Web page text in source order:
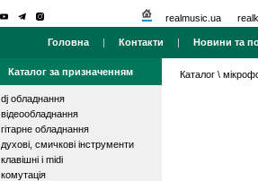
realmusic.ua
Головна | Контакти | Новини та
Каталог за призначенням
dj обладнання
відеообладнання
гітарне обладнання
духові, смичкові інструменти
клавішні і midi
комутація
Каталог \